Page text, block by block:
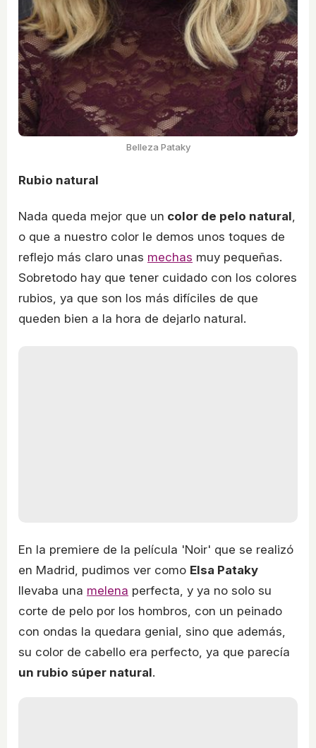
Belleza Pataky
Rubio natural
Nada queda mejor que un color de pelo natural,
o que a nuestro color le demos unos toques de
reflejo más claro unas mechas muy pequeñas.
Sobretodo hay que tener cuidado con los colores
rubios, ya que son los más difíciles de que
queden bien a la hora de dejarlo natural.
En la premiere de la película 'Noir' que se realizó
en Madrid, pudimos ver como Elsa Pataky
llevaba una melena perfecta, y ya no solo su
corte de pelo por los hombros, con un peinado
con ondas la quedara genial, sino que además,
su color de cabello era perfecto, ya que parecía
un rubio súper natural.